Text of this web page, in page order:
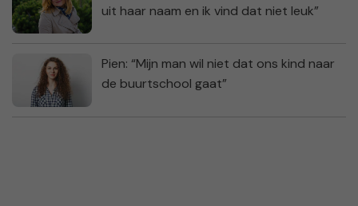
uit haar naam en ik vind dat niet leuk”
Pien: “Mijn man wil niet dat ons kind naar
de buurtschool gaat”